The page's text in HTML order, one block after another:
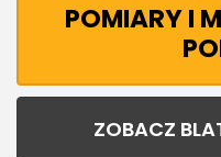
POMIARY I
ZOBACZ